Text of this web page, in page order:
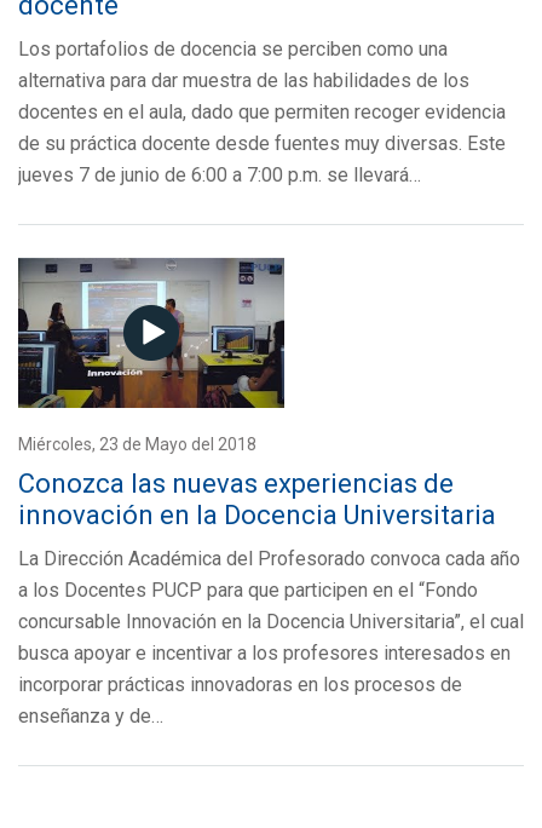
Los portafolios de docencia se perciben como una
alternativa para dar muestra de las habilidades de los
docentes en el aula, dado que permiten recoger evidencia
de su práctica docente desde fuentes muy diversas. Este
jueves 7 de junio de 6:00 a 7:00 p.m. se llevará…
Miércoles, 23 de Mayo del 2018
Conozca las nuevas experiencias de
innovación en la Docencia Universitaria
La Dirección Académica del Profesorado convoca cada año
a los Docentes PUCP para que participen en el “Fondo
concursable Innovación en la Docencia Universitaria”, el cual
busca apoyar e incentivar a los profesores interesados en
incorporar prácticas innovadoras en los procesos de
enseñanza y de…